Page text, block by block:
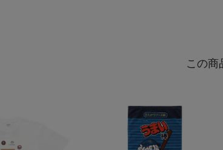
この商